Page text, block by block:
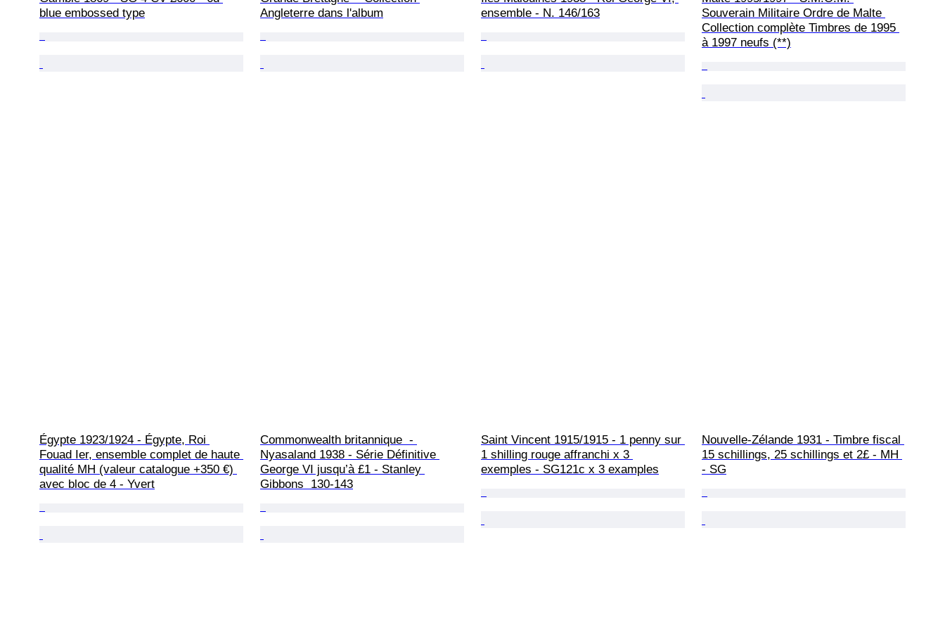
blue embossed type
Angleterre dans l'album
ensemble - N. 146/163
Souverain Militaire Ordre de Malte
Collection complète Timbres de 1995
à 1997 neufs (**)
Égypte 1923/1924 - Égypte, Roi
Fouad Ier, ensemble complet de haute
qualité MH (valeur catalogue +350 €)
avec bloc de 4 - Yvert
Commonwealth britannique  -
Nyasaland 1938 - Série Définitive
George VI jusqu’à £1 - Stanley
Gibbons  130-143
Saint Vincent 1915/1915 - 1 penny sur
1 shilling rouge affranchi x 3
exemples - SG121c x 3 examples
Nouvelle-Zélande 1931 - Timbre fiscal
15 schillings, 25 schillings et 2£ - MH
- SG